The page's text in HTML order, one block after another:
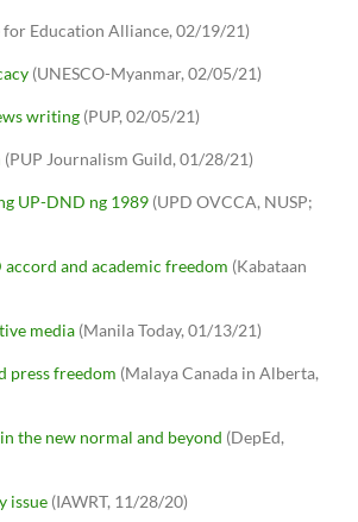
for Education Alliance, 02/19/21)
(UNESCO-Myanmar, 02/05/21)
writing (PUP, 02/05/21)
(PUP Journalism Guild, 01/28/21)
UP-DND ng 1989 (UPD OVCCA, NUSP;
and academic freedom (Kabataan
media (Manila Today, 01/13/21)
press freedom (Malaya Canada in Alberta,
the new normal and beyond (DepEd,
issue (IAWRT, 11/28/20)